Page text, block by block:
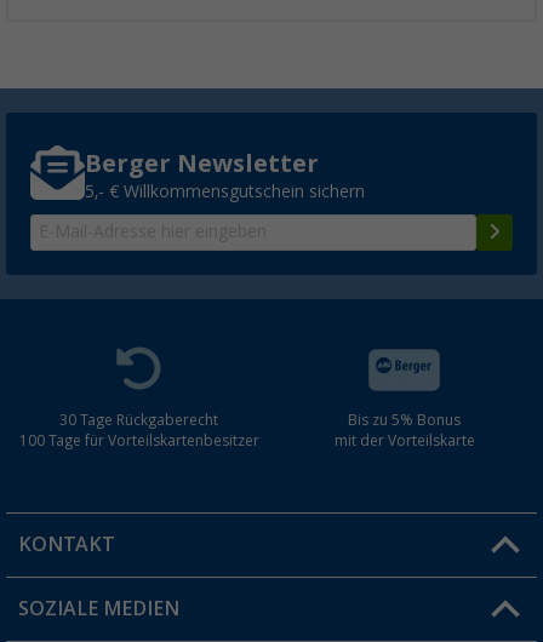
Berger Newsletter
5,- € Willkommensgutschein sichern
30 Tage Rückgaberecht
100 Tage für Vorteilskartenbesitzer
Bis zu 5% Bonus
mit der Vorteilskarte
KONTAKT
Du hast eine Frage?
SOZIALE MEDIEN